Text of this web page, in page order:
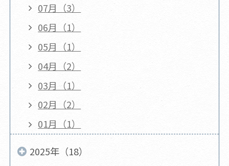
07月（3）
06月（1）
05月（1）
04月（2）
03月（1）
02月（2）
01月（1）
2025年（18）